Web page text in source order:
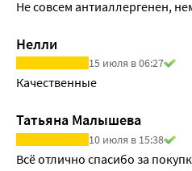
Не совсем антиаллергенен,
Нелли
15 июля в 06:27
Качественные
Татьяна Малышева
10 июля в 15:38
Всё отлично спасибо за